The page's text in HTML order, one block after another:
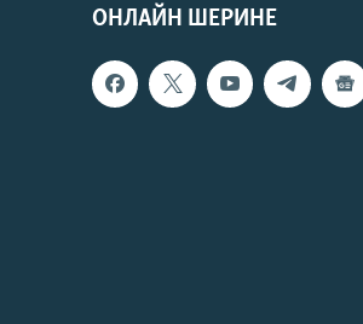
ОНЛАЙН ШЕРИНЕ